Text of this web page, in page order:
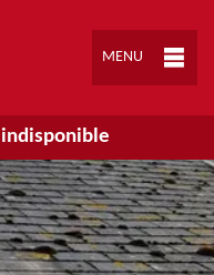
MENU
indisponible